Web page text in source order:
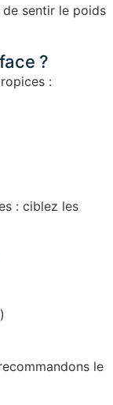
de sentir le poids
?
:
: ciblez les
)
le